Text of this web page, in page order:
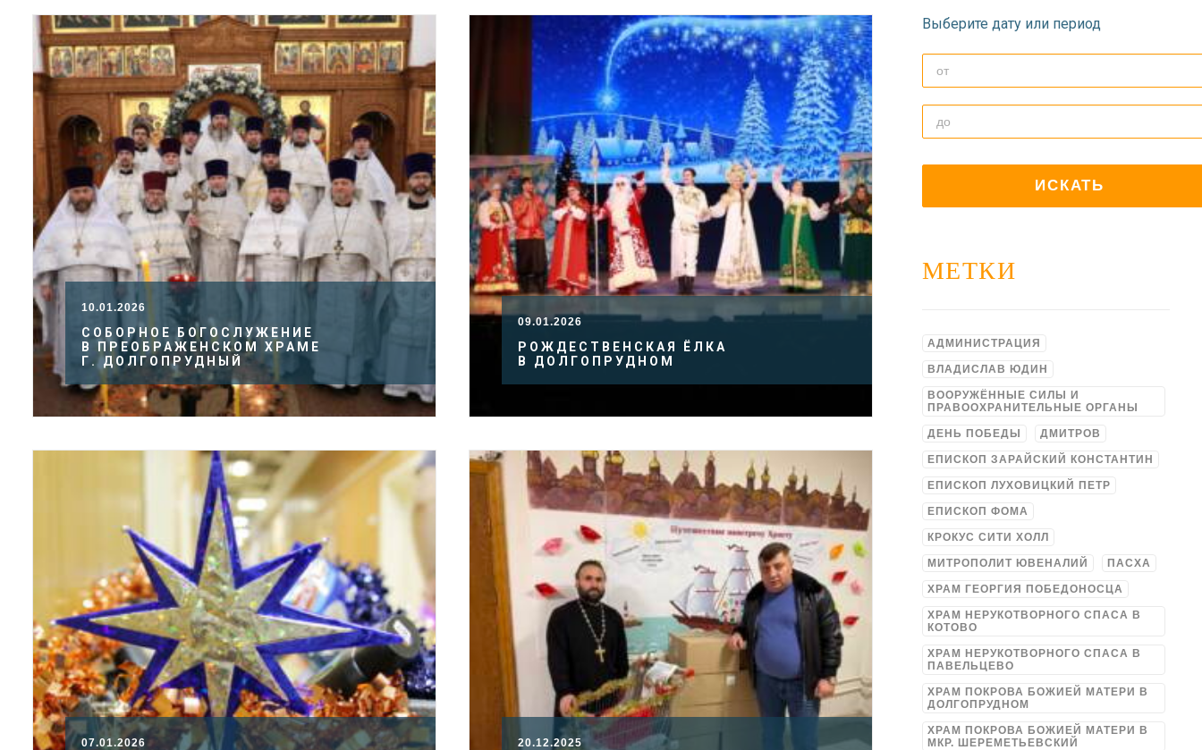
10.01.2026
СОБОРНОЕ БОГОСЛУЖЕНИЕ
В ПРЕОБРАЖЕНСКОМ ХРАМЕ
Г. ДОЛГОПРУДНЫЙ
09.01.2026
РОЖДЕСТВЕНСКАЯ ЁЛКА
В ДОЛГОПРУДНОМ
07.01.2026 20.12.2025
Выберите дату или период
МЕТКИ
АДМИНИСТРАЦИЯ
ВЛАДИСЛАВ ЮДИН
ВООРУЖЁННЫЕ СИЛЫ И
ПРАВООХРАНИТЕЛЬНЫЕ ОРГАНЫ
ДЕНЬ ПОБЕДЫ ДМИТРОВ
ЕПИСКОП ЗАРАЙСКИЙ КОНСТАНТИН
ЕПИСКОП ЛУХОВИЦКИЙ ПЕТР
ЕПИСКОП ФОМА
КРОКУС СИТИ ХОЛЛ
МИТРОПОЛИТ ЮВЕНАЛИЙ ПАСХА
ХРАМ ГЕОРГИЯ ПОБЕДОНОСЦА
ХРАМ НЕРУКОТВОРНОГО СПАСА В
КОТОВО
ХРАМ НЕРУКОТВОРНОГО СПАСА В
ПАВЕЛЬЦЕВО
ХРАМ ПОКРОВА БОЖИЕЙ МАТЕРИ В
ДОЛГОПРУДНОМ
ХРАМ ПОКРОВА БОЖИЕЙ МАТЕРИ В
МКР. ШЕРЕМЕТЬЕВСКИЙ